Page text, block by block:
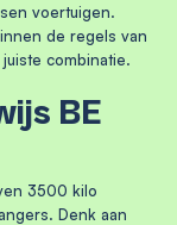
voertuigen.
de regels van
combinatie.
BE
3500 kilo
Denk aan